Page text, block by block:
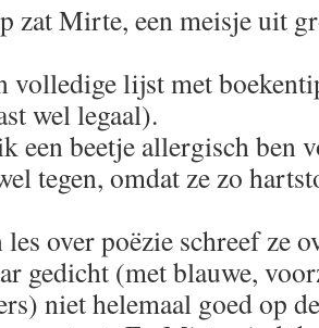
zat Mirte, een meisje uit
volledige lijst met
wel legaal).
een beetje allergisch ben
tegen, omdat ze zo
over poëzie schreef ze
gedicht (met blauwe,
niet helemaal goed op